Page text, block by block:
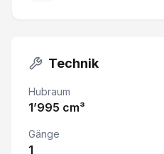
Technik
Hubraum
1’995 cm³
Gänge
1